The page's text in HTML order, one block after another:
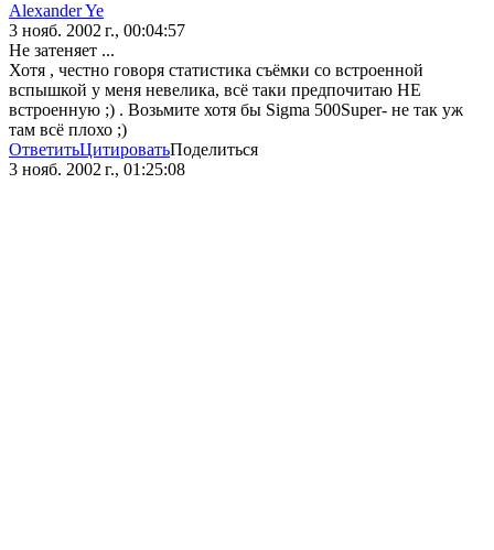
Alexander Ye
3 нояб. 2002 г., 00:04:57
Не затеняет ...
Хотя , честно говоря статистика съёмки со встроенной
вспышкой у меня невелика, всё таки предпочитаю НЕ
встроенную ;) . Возьмите хотя бы Sigma 500Super- не так уж
там всё плохо ;)
ОтветитьЦитироватьПоделиться
3 нояб. 2002 г., 01:25:08